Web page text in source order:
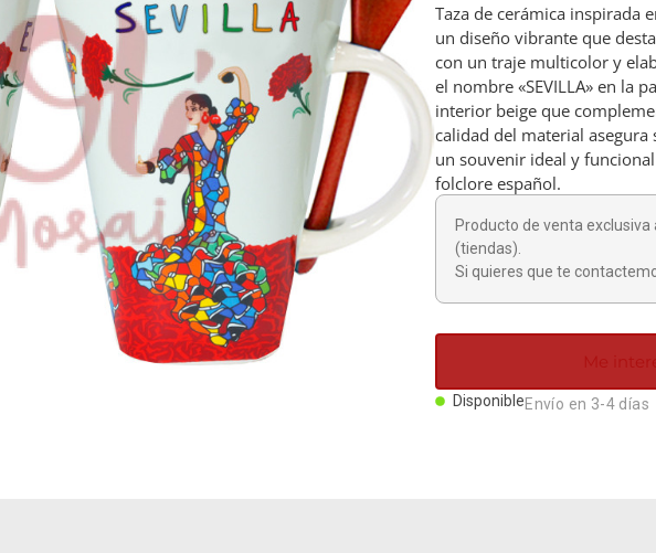
Taza de cerámica inspirada
un diseño vibrante que
con un traje multicolor y
el nombre «SEVILLA» en la
interior beige que
calidad del material
un souvenir ideal y
folclore español.
Producto de venta exclusiva
(tiendas).
Si quieres que te
Me
DisponibleEnvío en 3-4 días